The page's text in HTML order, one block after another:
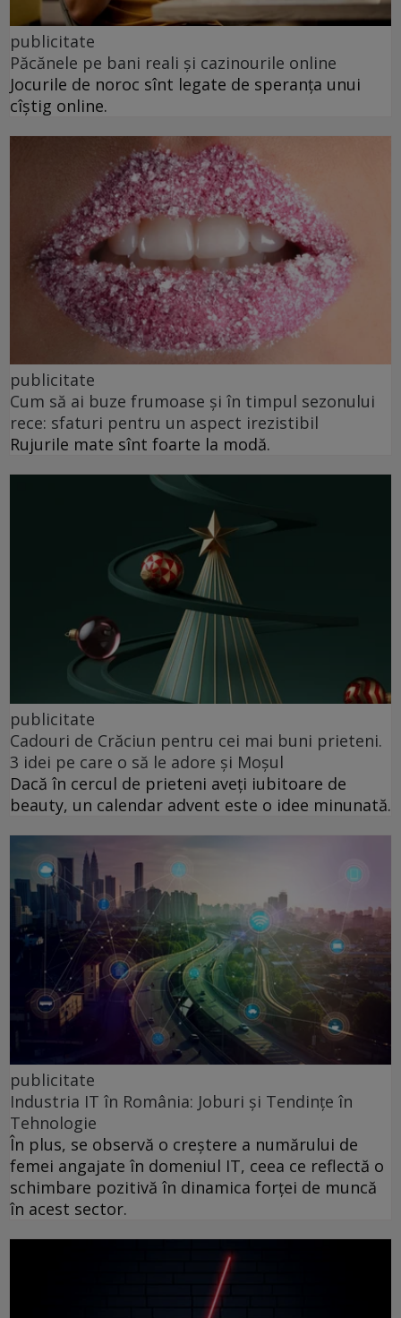
publicitate
Păcănele pe bani reali și cazinourile online
Jocurile de noroc sînt legate de speranța unui
cîștig online.
publicitate
Cum să ai buze frumoase şi în timpul sezonului
rece: sfaturi pentru un aspect irezistibil
Rujurile mate sînt foarte la modă.
publicitate
Cadouri de Crăciun pentru cei mai buni prieteni.
3 idei pe care o să le adore și Moșul
Dacă în cercul de prieteni aveți iubitoare de
beauty, un calendar advent este o idee minunată.
publicitate
Industria IT în România: Joburi și Tendințe în
Tehnologie
În plus, se observă o creștere a numărului de
femei angajate în domeniul IT, ceea ce reflectă o
schimbare pozitivă în dinamica forței de muncă
în acest sector.